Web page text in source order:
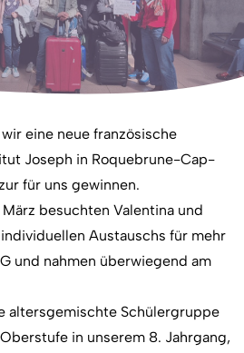
eine neue französische
Joseph in Roquebrune-Cap-
für uns gewinnen.
besuchten Valentina und
Austauschs für mehr
und nahmen überwiegend am
altersgemischte Schülergruppe
in unserem 8. Jahrgang,